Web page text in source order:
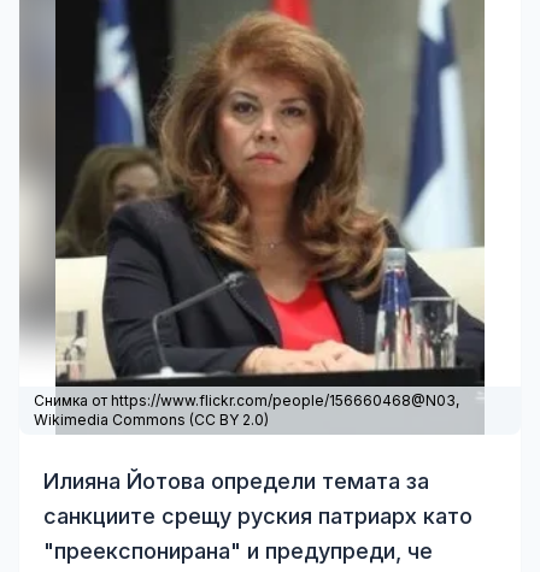
Снимка от https://www.flickr.com/people/156660468@N03,
Wikimedia Commons (CC BY 2.0)
Илияна Йотова определи темата за
санкциите срещу руския патриарх като
"преекспонирана" и предупреди, че